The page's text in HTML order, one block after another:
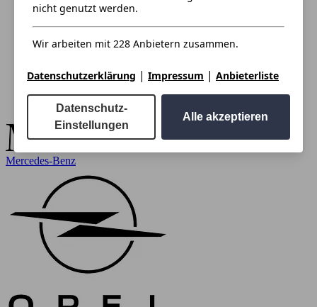
Mercedes-Benz
nicht genutzt werden.
Wir arbeiten mit 228 Anbietern zusammen.
Datenschutzerklärung | Impressum | Anbieterliste
Datenschutz-
Einstellungen
Alle akzeptieren